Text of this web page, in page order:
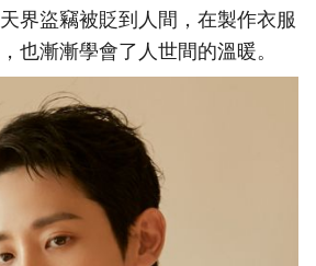
界盜竊被貶到人間，在製作衣服
也漸漸學會了人世間的溫暖。